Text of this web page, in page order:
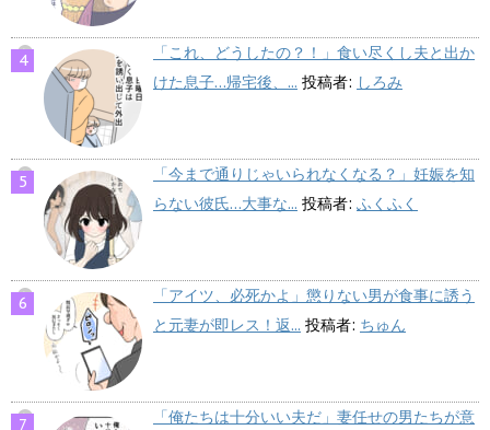
「これ、どうしたの？！」食い尽くし夫と出か
けた息子…帰宅後、... 投稿者: しろみ
「今まで通りじゃいられなくなる？」妊娠を知
らない彼氏…大事な... 投稿者: ふくふく
「アイツ、必死かよ」懲りない男が食事に誘う
と元妻が即レス！返... 投稿者: ちゅん
「俺たちは十分いい夫だ」妻任せの男たちが意